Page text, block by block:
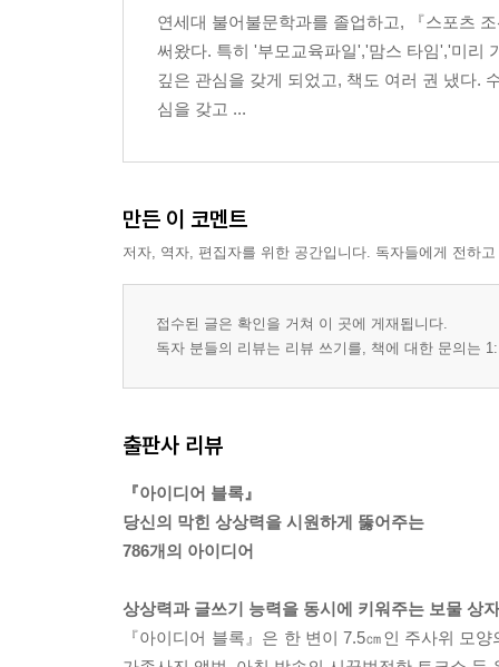
연세대 불어불문학과를 졸업하고, 『스포츠
써왔다. 특히 '부모교육파일','맘스 타임','미리
깊은 관심을 갖게 되었고, 책도 여러 권 냈다.
심을 갖고 ...
만든 이 코멘트
저자, 역자, 편집자를 위한 공간입니다. 독자들에게 전하
접수된 글은 확인을 거쳐 이 곳에 게재됩니다.
독자 분들의 리뷰는 리뷰 쓰기를, 책에 대한 문의는
출판사 리뷰
『아이디어 블록』
당신의 막힌 상상력을 시원하게 뚫어주는
786개의 아이디어
상상력과 글쓰기 능력을 동시에 키워주는 보물 상자
『아이디어 블록』은 한 변이 7.5㎝인 주사위 모